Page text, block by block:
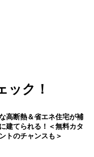
ック！
高断熱＆省エネ住宅が補
建てられる！＜無料カタ
トのチャンスも＞